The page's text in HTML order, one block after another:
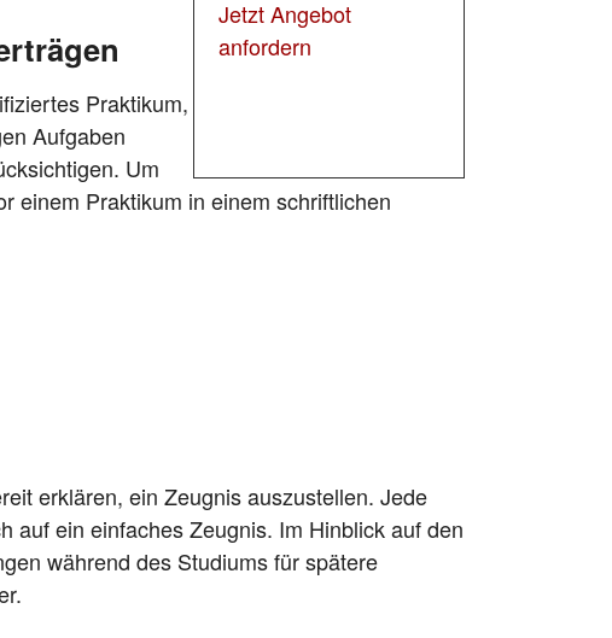
Jetzt Angebot
anfordern
Praktikum,
Aufgaben
Um
einem Praktikum in einem schriftlichen
erklären, ein Zeugnis auszustellen. Jede
auf ein einfaches Zeugnis. Im Hinblick auf den
während des Studiums für spätere